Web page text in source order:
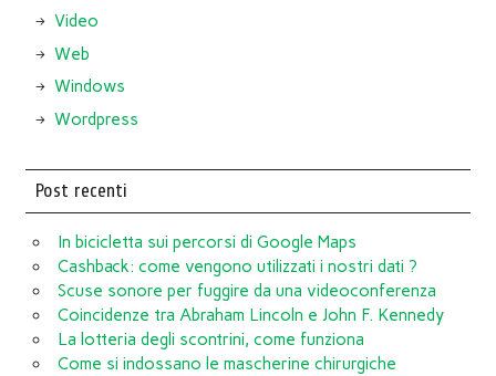
Video
Web
Windows
Wordpress
Post recenti
In bicicletta sui percorsi di Google Maps
Cashback: come vengono utilizzati i nostri dati ?
Scuse sonore per fuggire da una videoconferenza
Coincidenze tra Abraham Lincoln e John F. Kennedy
La lotteria degli scontrini, come funziona
Come si indossano le mascherine chirurgiche